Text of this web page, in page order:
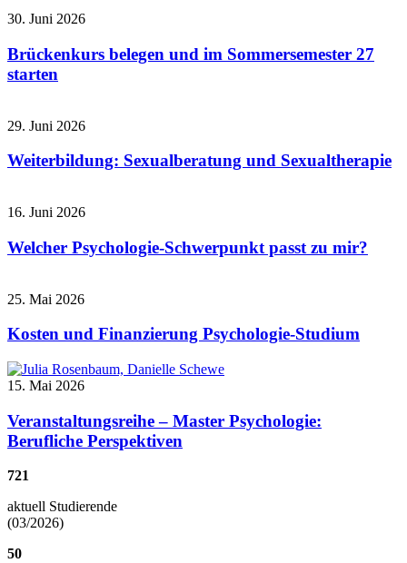
30. Juni 2026
Brückenkurs belegen und im Sommersemester 27
starten
29. Juni 2026
Weiterbildung: Sexualberatung und Sexualtherapie
16. Juni 2026
Welcher Psychologie-Schwerpunkt passt zu mir?
25. Mai 2026
Kosten und Finanzierung Psychologie-Studium
15. Mai 2026
Veranstaltungsreihe – Master Psychologie:
Berufliche Perspektiven
721
aktuell Studierende
(03/2026)
50